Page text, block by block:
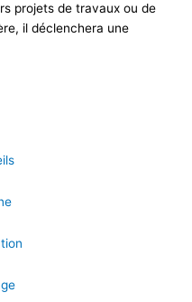
projets de travaux ou de
il déclenchera une